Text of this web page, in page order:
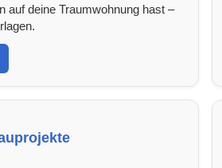
auf deine Traumwohnung hast –